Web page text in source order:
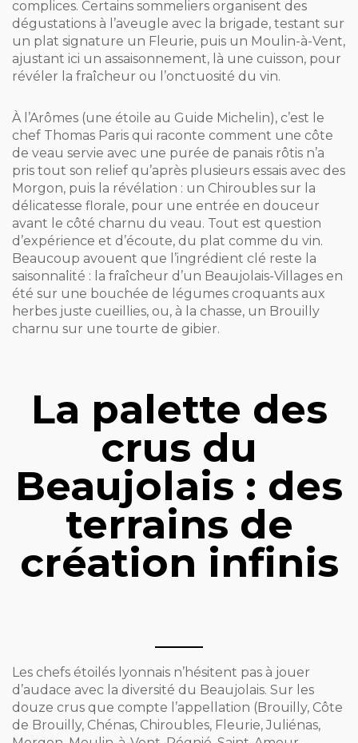
complices. Certains sommeliers organisent des
dégustations à l’aveugle avec la brigade, testant sur
un plat signature un Fleurie, puis un Moulin-à-Vent,
ajustant ici un assaisonnement, là une cuisson, pour
révéler la fraîcheur ou l’onctuosité du vin.
À l’Arômes (une étoile au Guide Michelin), c’est le
chef Thomas Paris qui raconte comment une côte
de veau servie avec une purée de panais rôtis n’a
pris tout son relief qu’après plusieurs essais avec des
Morgon, puis la révélation : un Chiroubles sur la
délicatesse florale, pour une entrée en douceur
avant le côté charnu du veau. Tout est question
d’expérience et d’écoute, du plat comme du vin.
Beaucoup avouent que l’ingrédient clé reste la
saisonnalité : la fraîcheur d’un Beaujolais-Villages en
été sur une bouchée de légumes croquants aux
herbes juste cueillies, ou, à la chasse, un Brouilly
charnu sur une tourte de gibier.
La palette des
crus du
Beaujolais : des
terrains de
création infinis
Les chefs étoilés lyonnais n’hésitent pas à jouer
d’audace avec la diversité du Beaujolais. Sur les
douze crus que compte l’appellation (Brouilly, Côte
de Brouilly, Chénas, Chiroubles, Fleurie, Juliénas,